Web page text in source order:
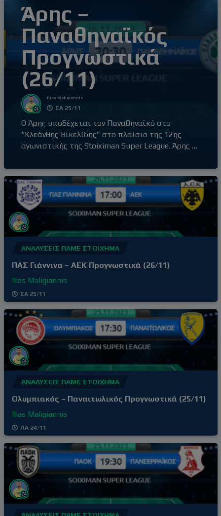
Άρης –
Παναθηναϊκός
Προγνωστικά
(26/11)
Ilias Maligiannis
ΣΑ 25/11
Ο Άρης υποδέχεται τον Παναθηναϊκό στο
“Κλεάνθης Βικελίδης” στο πλαίσιο της 12ης
αγωνιστικής της Stoiximan Super League. Άρης –
με τη νίκη επί του Βόλου εκτός έδρας, με σκορ
0-2, αφήνοντας πίσω του την απρόσμενη ήττα
στο γήπεδό του από τον Ατρόμητο (1-3) δύο
αγωνιστικές πριν. Τρίτη νίκη στα
ΑΝΑΛΎΣΕΙΣ ΠΆΜΕ ΣΤΟΊΧΗΜΑ
ΠΑΣ Γιάννινα – ΑΕΚ Προγνωστικά (26/11)
Ilias Maligiannis
ΣΑ 25/11
ΑΝΑΛΎΣΕΙΣ ΠΆΜΕ ΣΤΟΊΧΗΜΑ
Ολυμπιακός – Παναιτωλικός Προγνωστικά (25/11)
Ilias Maligiannis
ΠΑ 24/11